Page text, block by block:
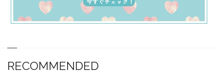
RECOMMENDED